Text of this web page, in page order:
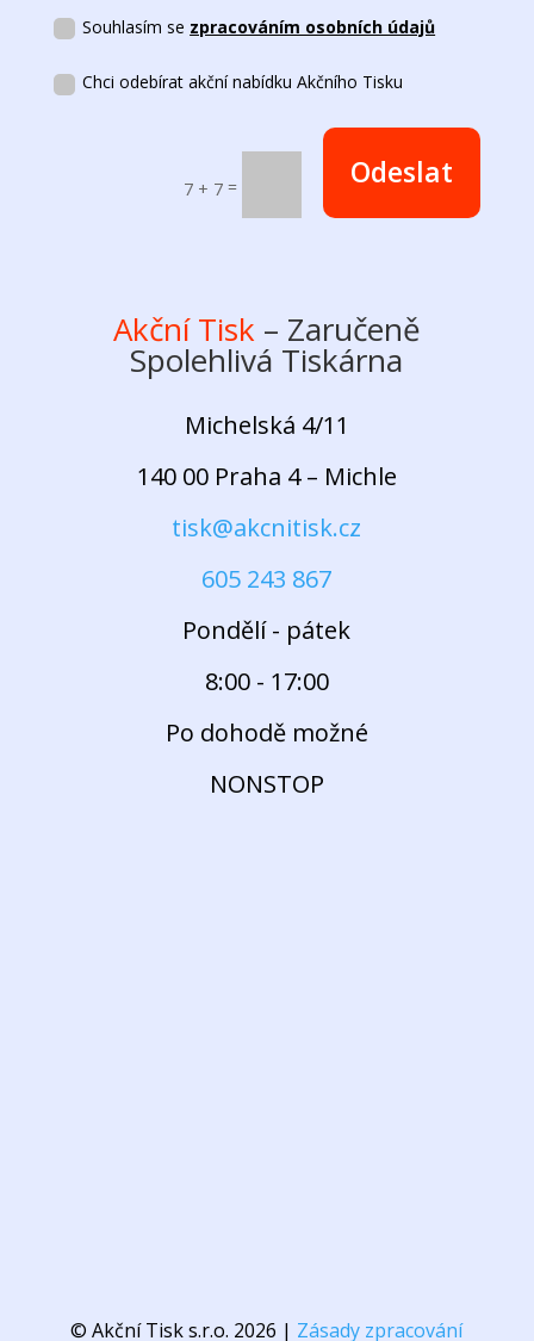
Souhlasím se zpracováním osobních údajů
Chci odebírat akční nabídku Akčního Tisku
7 + 7 = Odeslat
Akční Tisk– Zaručeně
Spolehlivá Tiskárna
Michelská 4/11
140 00 Praha 4 – Michle
tisk@akcnitisk.cz
605 243 867
Pondělí - pátek
8:00 - 17:00
Po dohodě možné
NONSTOP
© Akční Tisk s.r.o. 2026 | Zásady zpracování